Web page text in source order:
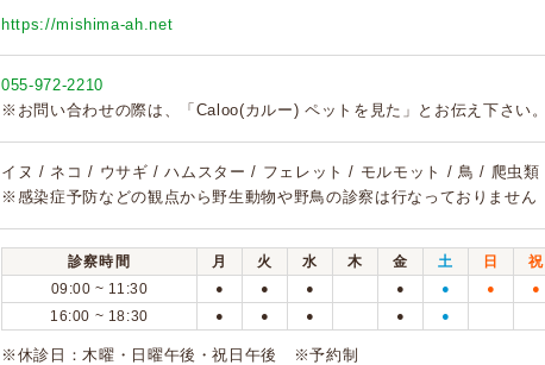
https://mishima-ah.net
055-972-2210
※お問い合わせの際は、「Caloo(カルー) ペットを見た」とお伝え下さい。
イヌ / ネコ / ウサギ / ハムスター / フェレット / モルモット / 鳥 / 爬虫類
※感染症予防などの観点から野生動物や野鳥の診察は行なっておりません
診察時間 月 火 水 木 金 土 日
祝
09:00 ~ 11:30
● ● ● ● ● ● ●
16:00 ~ 18:30 ● ● ● ● ●
※休診日：木曜・日曜午後・祝日午後 ※予約制